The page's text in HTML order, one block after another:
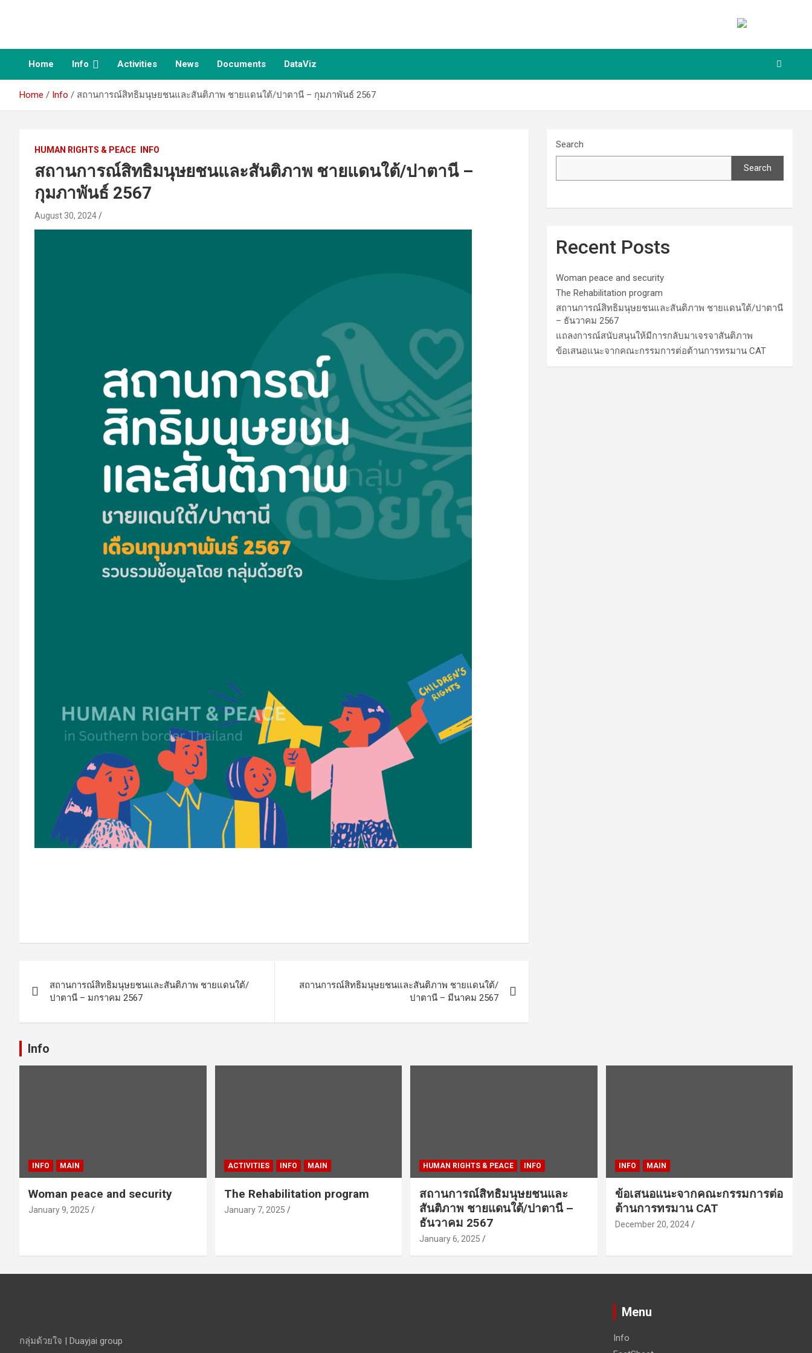
ด้วยใจ
Home Info Activities News Documents DataViz
Home Info สถานการณ์สิทธิมนุษยชนและสันติภาพ ชายแดนใต้/ปาตานี – กุมภาพันธ์ 2567
HUMAN RIGHTS & PEACE INFO
สถานการณ์สิทธิมนุษยชนและสันติภาพ ชายแดนใต้/ปาตานี –
กุมภาพันธ์ 2567
August 30, 2024
navigation
สถานการณ์สิทธิมนุษยชนและสันติภาพ ชายแดนใต้/
ปาตานี – มกราคม 2567
สถานการณ์สิทธิมนุษยชนและสันติภาพ ชายแดนใต้/
ปาตานี – มีนาคม 2567
Search
Search
Recent Posts
Woman peace and security
The Rehabilitation program
สถานการณ์สิทธิมนุษยชนและสันติภาพ ชายแดนใต้/ปาตานี
– ธันวาคม 2567
แถลงการณ์สนับสนุนให้มีการกลับมาเจรจาสันติภาพ
ข้อเสนอแนะจากคณะกรรมการต่อต้านการทรมาน CAT
Info
INFO MAIN
Woman peace and security
January 9, 2025
ACTIVITIES INFO MAIN
The Rehabilitation program
January 7, 2025
HUMAN RIGHTS & PEACE INFO
สถานการณ์สิทธิมนุษยชนและ
สันติภาพ ชายแดนใต้/ปาตานี –
ธันวาคม 2567
January 6, 2025
INFO MAIN
ข้อเสนอแนะจากคณะกรรมการต่อ
ต้านการทรมาน CAT
December 20, 2024
กลุ่มด้วยใจ | Duayjai group
Menu
Info